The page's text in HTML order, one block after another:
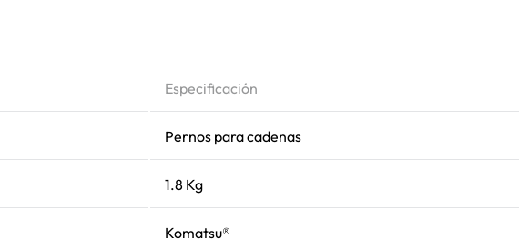
Especificación
Pernos para cadenas
1.8 Kg
Komatsu®